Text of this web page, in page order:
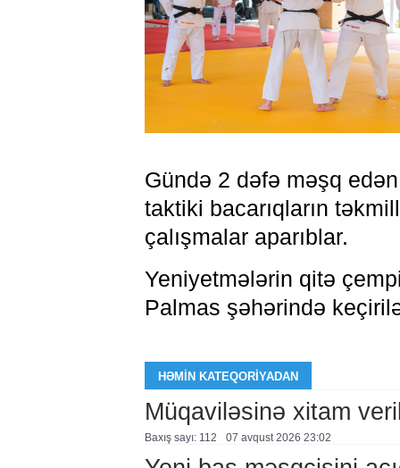
Gündə 2 dəfə məşq
taktiki bacarıqların
çalışmalar aparıblar.
Yeniyetmələrin qitə
Palmas şəhərində
HƏMIN KATEQORIYADAN
Müqaviləsinə xitam
Baxış sayı: 112 07 avqust 2026 23:02